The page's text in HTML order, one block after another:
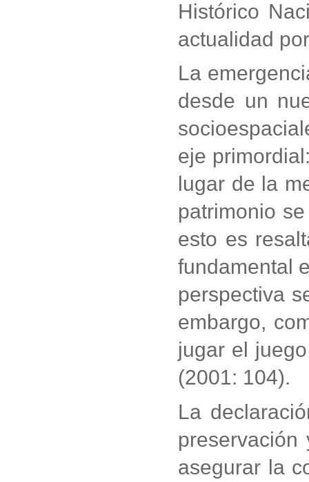
Histórico
actualidad
La
desde un
eje
lugar de la
patrimonio
esto es
fundamental
perspectiva
embargo,
jugar el
(2001: 104).
La
asegurar la